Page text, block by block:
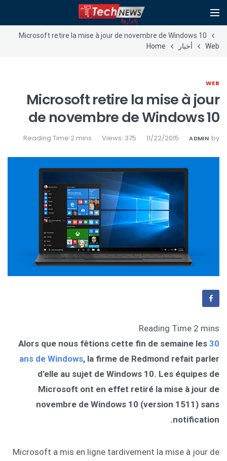
Microsoft retire la mise à jour de novembre de Windows 10
Web
أخبار Home
WEB
Microsoft retire la mise à jour
de novembre de Windows 10
by
ADMIN
11/22/2015
Views: 375
Alors que nous fêtions cette fin de semaine les 30
ans de Windows, la firme de Redmond refait parler
d’elle au sujet de Windows 10. Les équipes de
Microsoft ont en effet retiré la mise à jour de
novembre de Windows 10 (version 1511) sans
notification.
Microsoft a mis en ligne tardivement la mise à jour de